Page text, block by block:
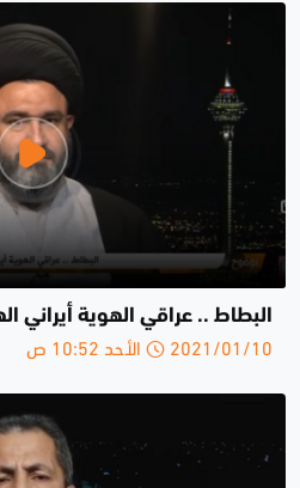
البطاط .. عراقي الهوية أيراني
2021/01/10 الأحد 10:52 ص